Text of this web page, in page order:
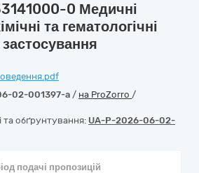
0 Медичні
та гематологічні
02-001397-a / на ProZorro /
та обґрунтування: UA-P-2026-06-02-
подачі пропозицій